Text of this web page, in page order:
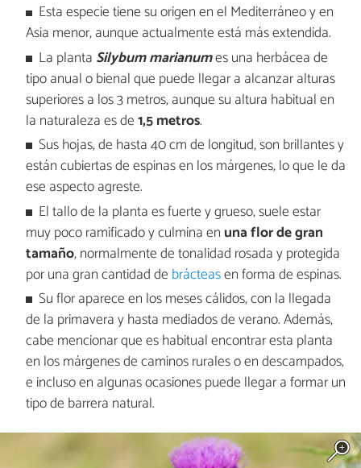
Esta especie tiene su origen en el Mediterráneo y en
Asia menor, aunque actualmente está más extendida.
La planta Silybum marianumes una herbácea de
tipo anual o bienal que puede llegar a alcanzar alturas
superiores a los 3 metros, aunque su altura habitual en
la naturaleza es de1,5 metros.
Sus hojas, de hasta 40 cm de longitud, son brillantes y
están cubiertas de espinas en los márgenes, lo que le da
ese aspecto agreste.
El tallo de la planta es fuerte y grueso, suele estar
muy poco ramificado y culmina en una flor de gran
tamaño, normalmente de tonalidad rosada y protegida
por una gran cantidad de brácteasen forma de espinas.
Su flor aparece en los meses cálidos, con la llegada
de la primavera y hasta mediados de verano. Además,
cabe mencionar que es habitual encontrar esta planta
en los márgenes de caminos rurales o en descampados,
e incluso en algunas ocasiones puede llegar a formar un
tipo de barrera natural.